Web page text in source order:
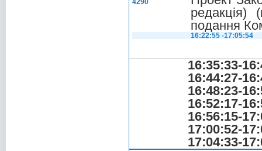
4290
подання
16:22:55 -17:05:54
16:35:33-
16:44:27-
16:48:23-
16:52:17-
16:56:15-
17:00:52-
17:04:33-